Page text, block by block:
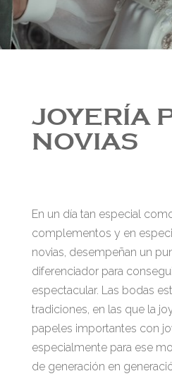
JOYERÍA
NOVIAS
En un día tan especial
complementos y en
novias, desempeñan un
diferenciador para
espectacular. Las bodas
tradiciones, en las que la
papeles importantes con
especialmente para ese
de generación en